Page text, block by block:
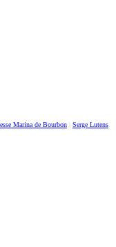
Marina de Bourbon Serge Lutens